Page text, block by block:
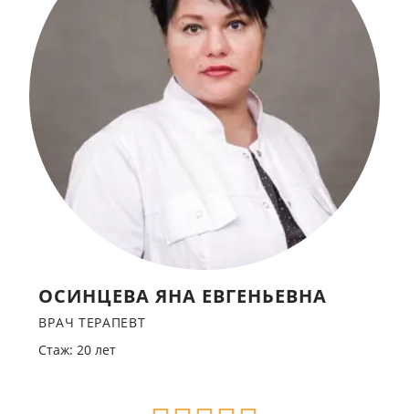
ОСИНЦЕВА ЯНА ЕВГЕНЬЕВНА
ВРАЧ ТЕРАПЕВТ
Стаж: 20 лет